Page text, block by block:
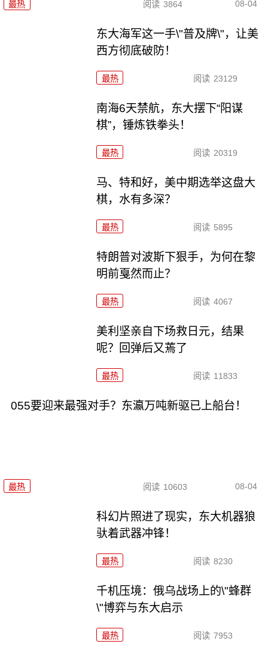
最热 阅读 3864 08-04
东大海军这一手\"普及牌\"，让美
西方彻底破防！
最热 阅读 23129
南海6天禁航，东大摆下“阳谋
棋”，锤炼铁拳头！
最热 阅读 20319
马、特和好，美中期选举这盘大
棋，水有多深？
最热 阅读 5895
特朗普对波斯下狠手，为何在黎
明前戛然而止？
最热 阅读 4067
美利坚亲自下场救日元，结果
呢？回弹后又蔫了
最热 阅读 11833
055要迎来最强对手？东瀛万吨新驱已上船台！
最热 阅读 10603 08-04
科幻片照进了现实，东大机器狼
驮着武器冲锋！
最热 阅读 8230
千机压境：俄乌战场上的\"蜂群
\"博弈与东大启示
最热 阅读 7953